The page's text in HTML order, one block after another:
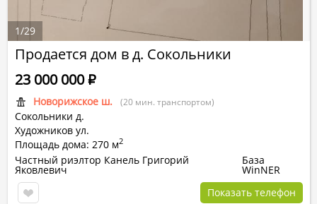
Продается дом в д. Сокольники
Новорижское ш. (20 мин. транспортом)
Сокольники д.
Художников ул.
Площадь дома: 270 м2
23 000 000Р
Частный риэлтор Канель Григорий
Яковлевич
База
WinNER
Показать телефон
1/29